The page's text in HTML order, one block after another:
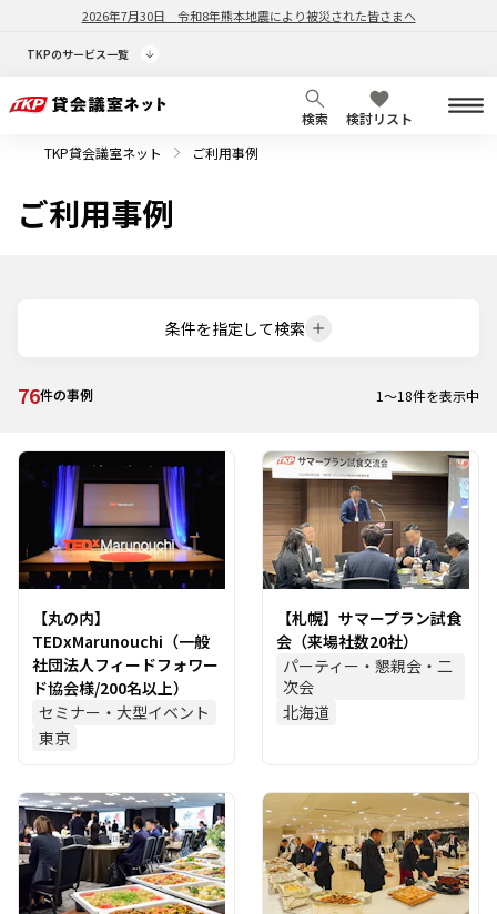
2026年7月30日 令和8年熊本地震により被災された皆さまへ
TKPのサービス一覧
検索
検討リスト
TKP貸会議室ネット
ご利用事例
ご利用事例
条件を指定して検索
76件の事例 1～18件を表示中
【丸の内】
TEDxMarunouchi（一般
社団法人フィードフォワー
ド協会様/200名以上）
セミナー・大型イベント
東京
【札幌】サマープラン試食
会（来場社数20社）
パーティー・懇親会・二
次会
北海道